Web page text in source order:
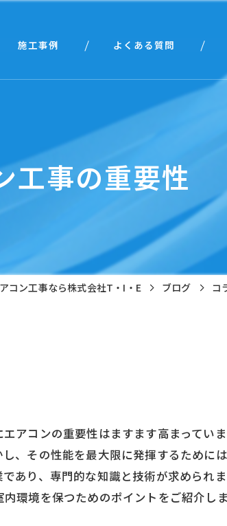
施工事例 よくある質問
代
工事の重要性
コン工事なら株式会社T・I・E ブログ コ
アコンの重要性はますます高まってい
、その性能を最大限に発揮するために
あり、専門的な知識と技術が求められ
環境を保つためのポイントをご紹介しま